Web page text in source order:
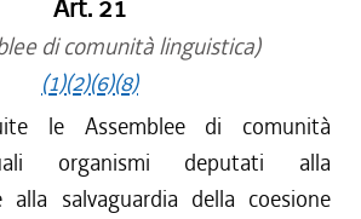
Art. 21
di comunità linguistica)
(1)(2)(6)(8)
le Assemblee di comunità
organismi deputati alla
alla salvaguardia della coesione